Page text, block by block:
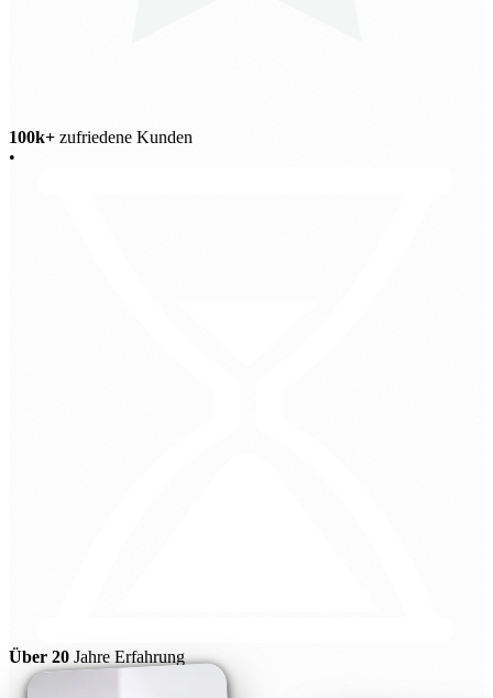
100k+ zufriedene Kunden
•
Über 20 Jahre Erfahrung